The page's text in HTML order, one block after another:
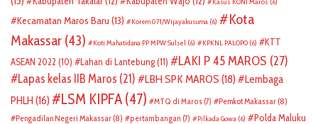
Kecamatan Maros Baru (13) Korem 071/Wijayakusuma (6)
Kota
Makassar (43) Koti Mahatidana PP MPW Sulsel (6) KPKNL PALOPO (6)
KTT
ASEAN 2022 (10) Lahan di Lantebung(11) LAKI P 45 MAROS (27)
Lapas kelas IIB Maros (21) LBH SPK MAROS (18)
Lembaga
PHLH (16) LSM KIPFA (47) MTQ di Maros (7) Pemkot Makassar (8)
Pengadilan Negeri Makassar (8) pertambangan (7) Pilkada Gowa (6)
Polda Maluku